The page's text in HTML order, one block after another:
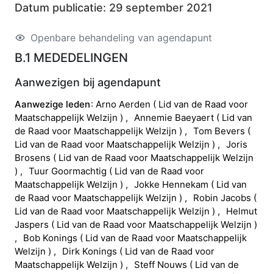
Datum publicatie: 29 september 2021
Openbare behandeling van agendapunt
B.1 MEDEDELINGEN
Aanwezigen bij agendapunt
Aanwezige leden Arno Aerden ( Lid van de Raad voor
Maatschappelijk Welzijn ) Annemie Baeyaert ( Lid van
de Raad voor Maatschappelijk Welzijn ) Tom Bevers (
Lid van de Raad voor Maatschappelijk Welzijn )
Joris
Brosens ( Lid van de Raad voor Maatschappelijk Welzijn
)
Tuur Goormachtig ( Lid van de Raad voor
Maatschappelijk Welzijn ) Jokke Hennekam ( Lid van
de Raad voor Maatschappelijk Welzijn ) Robin Jacobs (
Lid van de Raad voor Maatschappelijk Welzijn )
Helmut
Jaspers ( Lid van de Raad voor Maatschappelijk Welzijn )
Bob Konings ( Lid van de Raad voor Maatschappelijk
Welzijn ) Dirk Konings ( Lid van de Raad voor
Maatschappelijk Welzijn ) Steff Nouws ( Lid van de